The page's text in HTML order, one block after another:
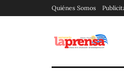
Quiénes Somos